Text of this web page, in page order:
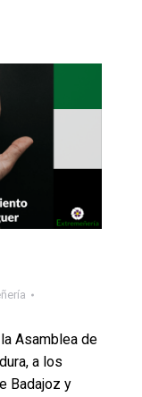
Asamblea de
a los
Badajoz y